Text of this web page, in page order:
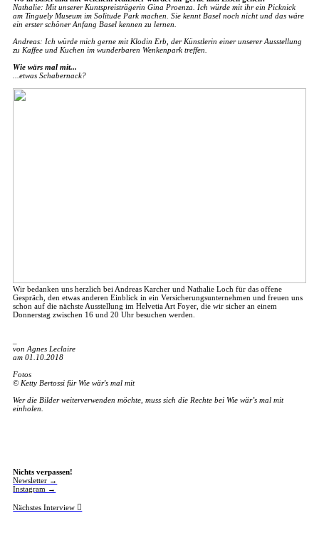
Nathalie: Mit unserer Kuntspreisträgerin Gina Proenza. Ich würde mit ihr ein Picknick
am Tinguely Museum im Solitude Park machen. Sie kennt Basel noch nicht und das wäre
ein erster schöner Anfang Basel kennen zu lernen.
Andreas: Ich würde mich gerne mit Klodin Erb, der Künstlerin einer unserer Ausstellung
zu Kaffee und Kuchen im wunderbaren Wenkenpark treffen.
Wie wärs mal mit...
...etwas Schabernack?
Wir bedanken uns herzlich bei Andreas Karcher und Nathalie Loch für das offene
Gespräch, den etwas anderen Einblick in ein Versicherungsunternehmen und freuen uns
schon auf die nächste Ausstellung im Helvetia Art Foyer, die wir sicher an einem
Donnerstag zwischen 16 und 20 Uhr besuchen werden.
von Agnes Leclaire
am 01.10.2018
Fotos
© Ketty Bertossi für Wie wär's mal mit
Wer die Bilder weiterverwenden möchte, muss sich die Rechte bei Wie wär’s mal mit
einholen.
Nichts verpassen!
Newsletter →
Instagram →
Nächstes Interview ︎